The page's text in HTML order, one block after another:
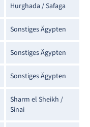
Hurghada / Safaga
Sonstiges Ägypten
Sonstiges Ägypten
Sonstiges Ägypten
Sharm el Sheikh /
Sinai